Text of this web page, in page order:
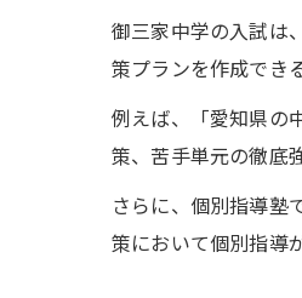
御三家中学の入試は
策プランを作成でき
例えば、「愛知県の
策、苦手単元の徹底
さらに、個別指導塾
策において個別指導